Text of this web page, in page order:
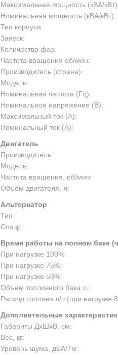
Максимальная мощность (кВА/
Номинальная мощность (кВА/кВт):
Тип корпуса:
Запуск:
Количество фаз:
Частота вращения об/мин:
Производитель (страна):
Модель:
Номинальная частота (Гц):
Номинальное напряжение (В):
Максимальный ток (А):
Номинальный ток (А):
Двигатель
Производитель:
Модель:
Частота вращения, об/мин:
Объём двигателя, л:
Альтернатор
Тип:
Cos φ:
Время работы на полном баке
При нагрузке 100%:
При нагрузке 75%:
При нагрузке 50%:
Объем топливного бака л.:
Расход топлива л/ч (при нагрузке
Дополнительные
Габариты ДхШхВ, см:
Вес, кг:
Уровень шума, дБА/7м: